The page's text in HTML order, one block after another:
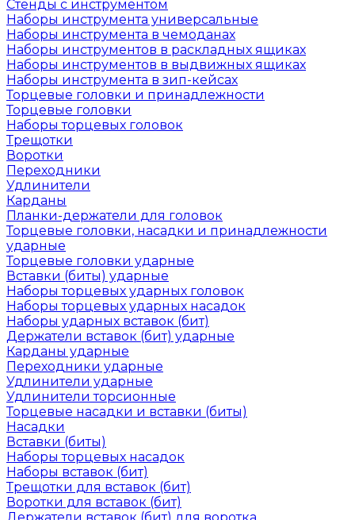
Стенды с инструментом
Наборы инструмента универсальные
Наборы инструмента в чемоданах
Наборы инструментов в раскладных ящиках
Наборы инструментов в выдвижных ящиках
Наборы инструмента в зип-кейсах
Торцевые головки и принадлежности
Торцевые головки
Наборы торцевых головок
Трещотки
Воротки
Переходники
Удлинители
Карданы
Планки-держатели для головок
Торцевые головки, насадки и принадлежности
ударные
Торцевые головки ударные
Вставки (биты) ударные
Наборы торцевых ударных головок
Наборы торцевых ударных насадок
Наборы ударных вставок (бит)
Держатели вставок (бит) ударные
Карданы ударные
Переходники ударные
Удлинители ударные
Удлинители торсионные
Торцевые насадки и вставки (биты)
Насадки
Вставки (биты)
Наборы торцевых насадок
Наборы вставок (бит)
Трещотки для вставок (бит)
Воротки для вставок (бит)